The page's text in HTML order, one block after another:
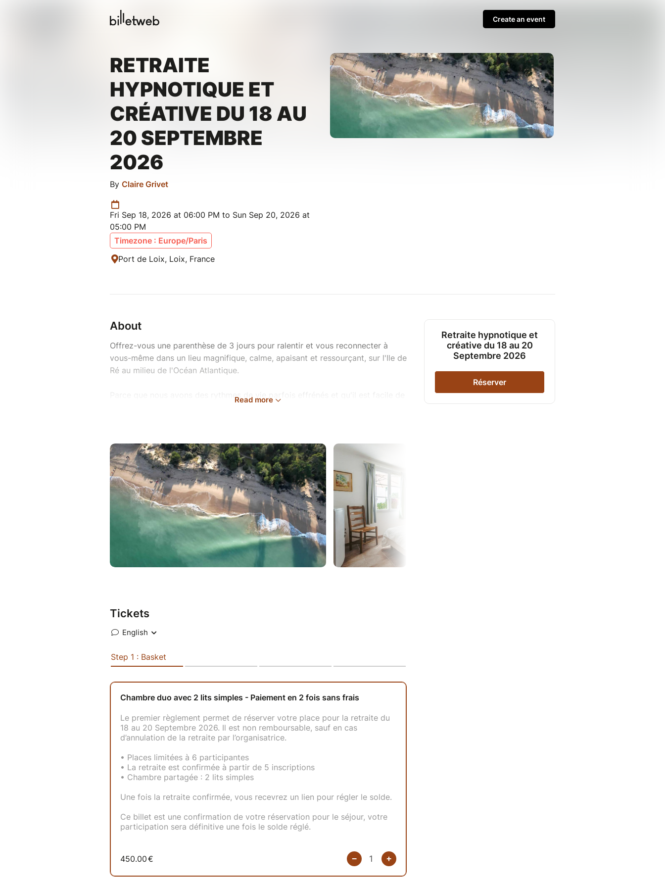
Create an event
RETRAITE
HYPNOTIQUE ET
CRÉATIVE DU 18 AU
20 SEPTEMBRE
2026
By Claire Grivet
Fri Sep 18, 2026 at 06:00 PM to Sun Sep 20, 2026 at
05:00 PM
Timezone : Europe/Paris
Port de Loix, Loix, France
About
Offrez-vous une parenthèse de 3 jours pour ralentir et vous reconnecter à
vous-même dans un lieu magnifique, calme, apaisant et ressourçant, sur l'Ile de
Ré au milieu de l'Océan Atlantique.
Parce que nous avons des rythmes de vie parfois effrénés et qu'il est facile de
créer, ralentir, ressentir, explorer, lâcher prise… sans pression ni attente de
résultat. Profiter de la joie d'être au calme, de prendre du temps pour reposer
son corps et son esprit, permettre à sa créativité de s'exprimer librement
(même quand on la croit inexistante ou disparue).
L'hypnose et l'art thérapie étant au coeur de ma vie et de ma pratique
professionnelle, je vous propose de vivre, en petit groupe (6 participantes
maximum) une expérience mêlant ateliers créatifs, hypnose, reconnexion à la
nature et temps de partage dans une atmosphère douce, non-jugeante et
Aucun niveau n’est nécessaire.
proximité du petit port de Loix.
• peinture
• écriture / journaling
• collage
• création intuitive
Le programme garde volontairement une part de surprise pour vous permettre
de vous laisser porter par l’expérience.
Infos pratiques :
• Lieu : Loix - Ile de Ré
• Possibilité d’organiser du covoiturage entre participantes à l'entrée du pont.
Un groupe Whatsapp sera créé afin de faciliter nos échanges et l'organisation
Arrivée : vendredi à partir de 18h
Départ : dimanche vers 17h
Chambre individuelle : 500 €
Chambre double (2 lits simples) : 450 €
Read more
Tickets
Retraite hypnotique et
créative du 18 au 20
Septembre 2026
Réserver